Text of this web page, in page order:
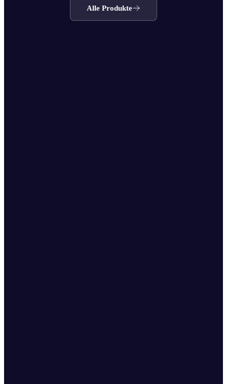
Alle Produkte